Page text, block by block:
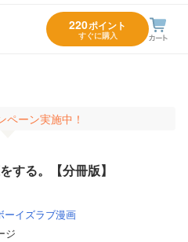
220ポイント
すぐに購入
ペーン実施中！
する。【分冊版】
ーイズラブ漫画
ジ